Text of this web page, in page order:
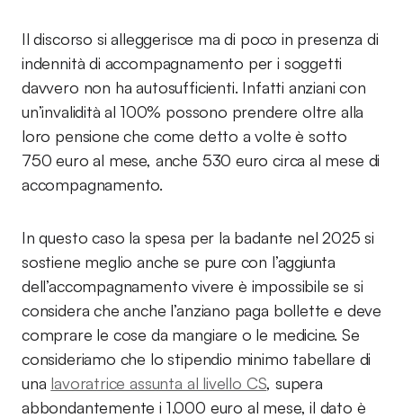
Il discorso si alleggerisce ma di poco in presenza di
indennità di accompagnamento per i soggetti
davvero non ha autosufficienti. Infatti anziani con
un’invalidità al 100% possono prendere oltre alla
loro pensione che come detto a volte è sotto
750 euro al mese, anche 530 euro circa al mese di
accompagnamento.
In questo caso la spesa per la badante nel 2025 si
sostiene meglio anche se pure con l’aggiunta
dell’accompagnamento vivere è impossibile se si
considera che anche l’anziano paga bollette e deve
comprare le cose da mangiare o le medicine. Se
consideriamo che lo stipendio minimo tabellare di
una lavoratrice assunta al livello CS, supera
abbondantemente i 1.000 euro al mese, il dato è